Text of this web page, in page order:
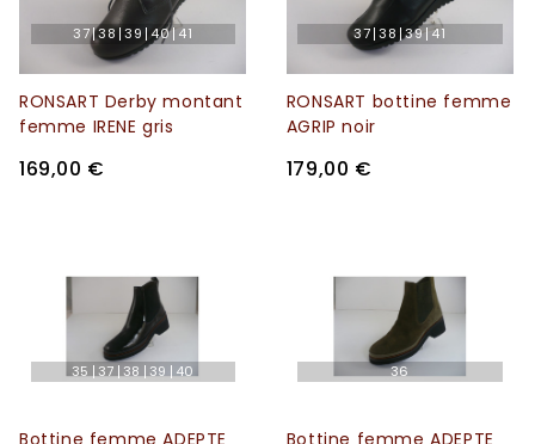
37 38 39 40 41
RONSART Derby montant
femme IRENE gris
169,00 €
37 38 39 41
RONSART bottine femme
AGRIP noir
179,00 €
35 37 38 39 40 36